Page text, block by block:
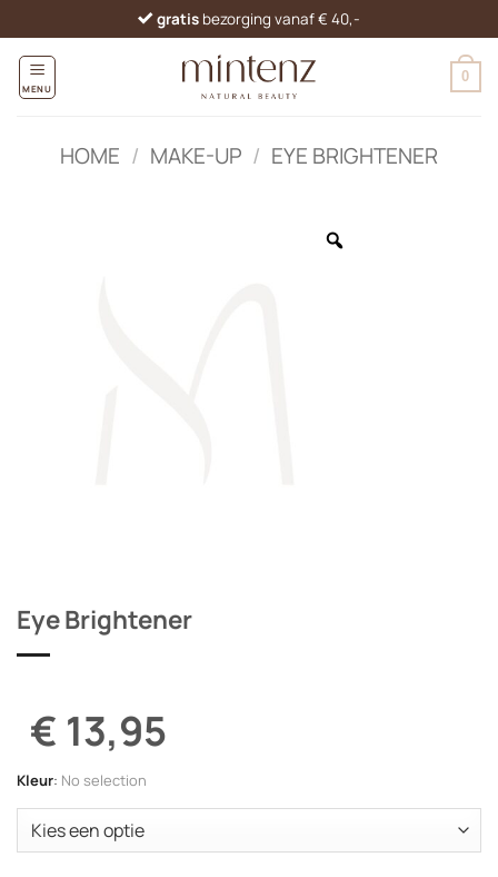
naar
inhoud
gratis bezorging vanaf € 40,-
MENU
0
HOME / MAKE-UP / EYE BRIGHTENER
Eye Brightener
€ 13,95
Kleur: No selection